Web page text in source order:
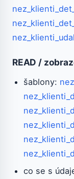
READ /
šablony:
co se s